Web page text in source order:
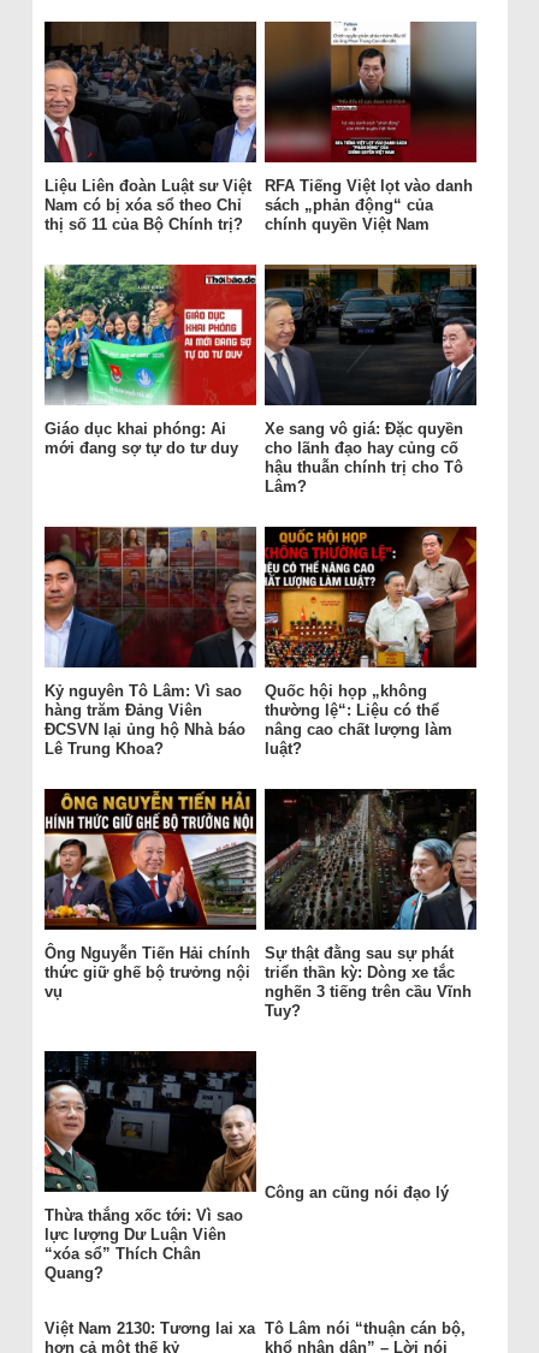
Liệu Liên đoàn Luật sư Việt
Nam có bị xóa sổ theo Chỉ
thị số 11 của Bộ Chính trị?
RFA Tiếng Việt lọt vào danh
sách „phản động“ của
chính quyền Việt Nam
Giáo dục khai phóng: Ai
mới đang sợ tự do tư duy
Xe sang vô giá: Đặc quyền
cho lãnh đạo hay củng cố
hậu thuẫn chính trị cho Tô
Lâm?
Kỷ nguyên Tô Lâm: Vì sao
hàng trăm Đảng Viên
ĐCSVN lại ủng hộ Nhà báo
Lê Trung Khoa?
Quốc hội họp „không
thường lệ“: Liệu có thể
nâng cao chất lượng làm
luật?
Ông Nguyễn Tiến Hải chính
thức giữ ghế bộ trưởng nội
vụ
Sự thật đằng sau sự phát
triển thần kỳ: Dòng xe tắc
nghẽn 3 tiếng trên cầu Vĩnh
Tuy?
Thừa thắng xốc tới: Vì sao
lực lượng Dư Luận Viên
“xóa sổ” Thích Chân
Quang?
Công an cũng nói đạo lý
Việt Nam 2130: Tương lai xa
hơn cả một thế kỷ
Tô Lâm nói “thuận cán bộ,
khổ nhân dân” – Lời nói